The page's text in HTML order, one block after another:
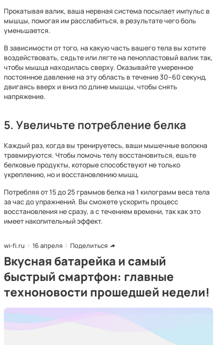
Прокатывая валик, ваша нервная система посылает импульс в
мышцы, помогая им расслабиться, в результате чего боль
уменьшается.
В зависимости от того, на какую часть вашего тела вы хотите
воздействовать, сядьте или лягте на пенопластовый валик так,
чтобы мышца находилась сверху. Оказывайте умеренное
постоянное давление на эту область в течение 30–60 секунд,
двигаясь вверх и вниз по длине мышцы, чтобы снять
напряжение.
5. Увеличьте потребление белка
Каждый раз, когда вы тренируетесь, ваши мышечные волокна
травмируются. Чтобы помочь телу восстановиться, ешьте
белковые продукты, которые способствуют не только
укреплению, но и восстановлению мышц.
Потребляя от 15 до 25 граммов белка на 1 килограмм веса тела
за час до упражнений. Вы сможете ускорить процесс
восстановления не сразу, а с течением времени, так как это
имеет накопительный эффект.
wi-fi.ru 16 апреля Поделиться
Вкусная батарейка и самый
быстрый смартфон: главные
техноновости прошедшей недели!